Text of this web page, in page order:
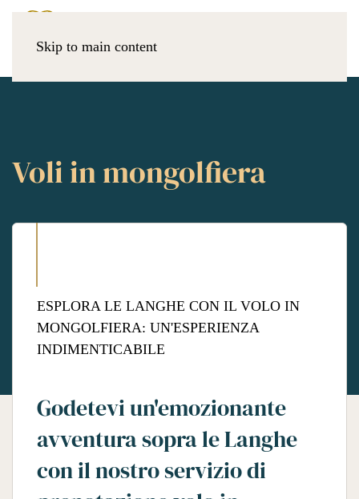
Skip to main content
Voli in mongolfiera
ESPLORA LE LANGHE CON IL VOLO IN
MONGOLFIERA: UN'ESPERIENZA
INDIMENTICABILE
Godetevi un'emozionante
avventura sopra le Langhe
con il nostro servizio di